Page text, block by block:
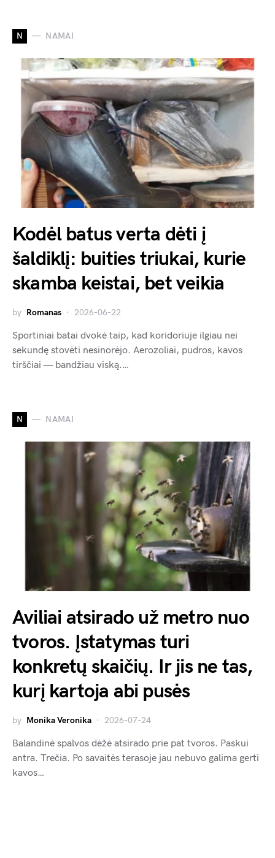
N NAMAI
Kodėl batus verta dėti į
šaldiklį: buities triukai, kurie
skamba keistai, bet veikia
by Romanas 2026-06-22
Sportiniai batai dvokė taip, kad koridoriuje ilgiau nei
sekundę stovėti nesinorėjo. Aerozoliai, pudros, kavos
tirščiai — bandžiau viską.…
N NAMAI
Aviliai atsirado už metro nuo
tvoros. Įstatymas turi
konkretų skaičių. Ir jis ne tas,
kurį kartoja abi pusės
by Monika Veronika 2026-07-24
Balandinė spalvos dėžė atsirado prie pat tvoros. Paskui
antra. Trečia. Po savaitės terasoje jau nebuvo galima gerti
kavos…